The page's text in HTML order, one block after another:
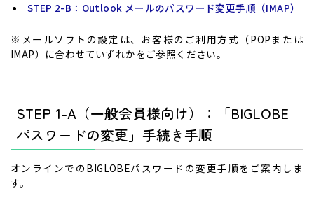
STEP 2-B：Outlook メールのパスワード変更手順（IMAP）
※メールソフトの設定は、お客様のご利用方式（POPまたは
IMAP）に合わせていずれかをご参照ください。
STEP 1-A（一般会員様向け）：「BIGLOBE
パスワードの変更」手続き手順
オンラインでのBIGLOBEパスワードの変更手順をご案内しま
す。